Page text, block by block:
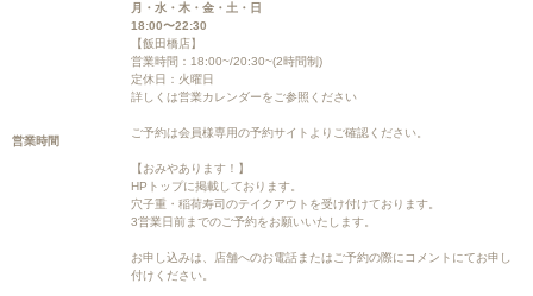
営業時間
月・水・木・金・土・日
18:00〜22:30
【飯田橋店】
営業時間：18:00~/20:30~(2時間制)
定休日：火曜日
詳しくは営業カレンダーをご参照ください
ご予約は会員様専用の予約サイトよりご確認ください。
【おみやあります！】
HPトップに掲載しております。
穴子重・稲荷寿司のテイクアウトを受け付けております。
3営業日前までのご予約をお願いいたします。
お申し込みは、店舗へのお電話またはご予約の際にコメントにてお申し
付けください。